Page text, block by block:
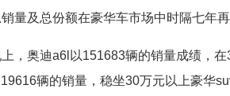
量及总份额在豪华车市场中时隔七年
，奥迪a6l以151683辆的销量成绩，
辆的销量，稳坐30万元以上豪华